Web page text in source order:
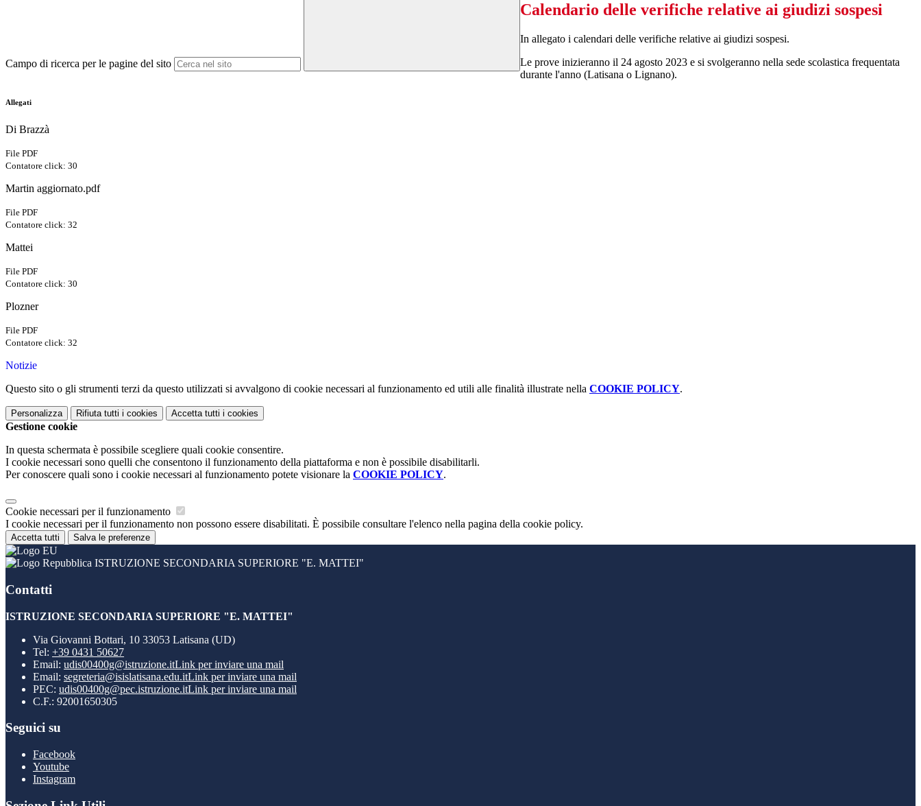
Campo di ricerca per le pagine del sito
Calendario delle verifiche relative ai giudizi sospesi
In allegato i calendari delle verifiche relative ai giudizi sospesi.
Le prove inizieranno il 24 agosto 2023 e si svolgeranno nella sede scolastica frequentata
durante l'anno (Latisana o Lignano).
Allegati
Di Brazzà
File PDF
Contatore click: 30
Martin aggiornato.pdf
File PDF
Contatore click: 32
Mattei
File PDF
Contatore click: 30
Plozner
File PDF
Contatore click: 32
Notizie
Questo sito o gli strumenti terzi da questo utilizzati si avvalgono di cookie necessari al funzionamento ed utili alle finalità illustrate nella COOKIE POLICY.
Personalizza Rifiuta tutti i cookies Accetta tutti i cookies
Gestione cookie
In questa schermata è possibile scegliere quali cookie consentire.
I cookie necessari sono quelli che consentono il funzionamento della piattaforma e non è possibile disabilitarli.
Per conoscere quali sono i cookie necessari al funzionamento potete visionare la COOKIE POLICY.
Cookie necessari per il funzionamento
I cookie necessari per il funzionamento non possono essere disabilitati. È possibile consultare l'elenco nella pagina della cookie policy.
Accetta tutti Salva le preferenze
ISTRUZIONE SECONDARIA SUPERIORE "E. MATTEI"
Contatti
ISTRUZIONE SECONDARIA SUPERIORE "E. MATTEI"
Via Giovanni Bottari, 10 33053 Latisana (UD)
Tel: +39 0431 50627
Email: udis00400g@istruzione.itLink per inviare una mail
Email: segreteria@isislatisana.edu.itLink per inviare una mail
PEC: udis00400g@pec.istruzione.itLink per inviare una mail
C.F.: 92001650305
Seguici su
Facebook
Youtube
Instagram